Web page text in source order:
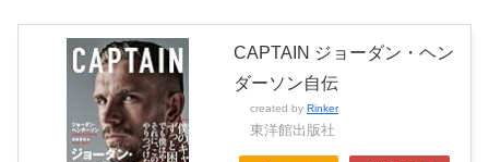
CAPTAIN ジョーダン・ヘン
ダーソン自伝
created by Rinker
東洋館出版社